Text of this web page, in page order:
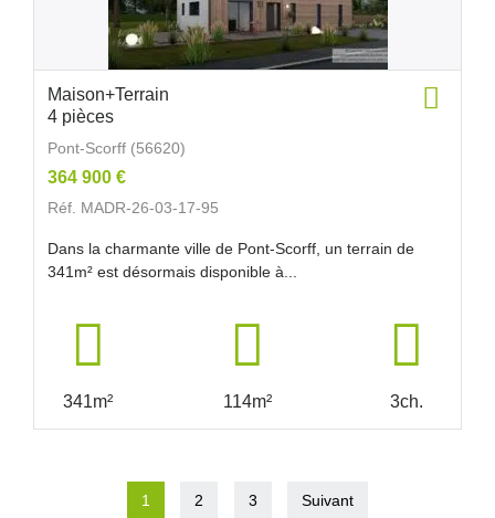
Maison+Terrain
4 pièces
Pont-Scorff (56620)
364 900 €
Réf. MADR-26-03-17-95
Dans la charmante ville de Pont-Scorff, un terrain de
341m² est désormais disponible à...
341m² 114m² 3ch.
1 2 3 Suivant